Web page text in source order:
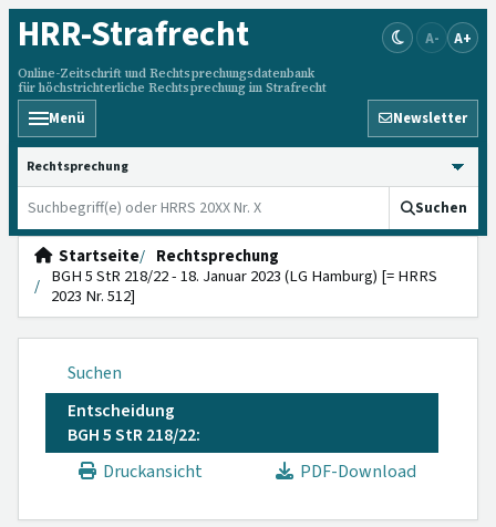
HRR-Strafrecht
Online-Zeitschrift und Rechtsprechungsdatenbank
für höchstrichterliche Rechtsprechung im Strafrecht
A- A+
Menü Newsletter
HRRS durchsuchen
Suchen
Startseite
Rechtsprechung
BGH 5 StR 218/22 - 18. Januar 2023 (LG Hamburg) [= HRRS
2023 Nr. 512]
Suchen
Entscheidung
BGH 5 StR 218/22:
Druckansicht
PDF-Download